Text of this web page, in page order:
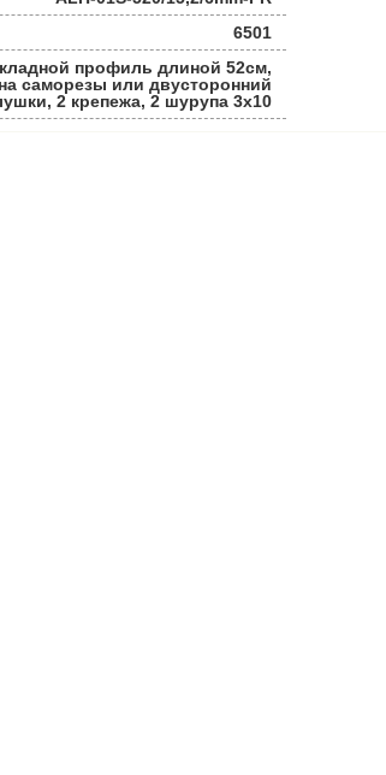
6501
профиль длиной 52см,
саморезы или двусторонний
2 крепежа, 2 шурупа 3х10